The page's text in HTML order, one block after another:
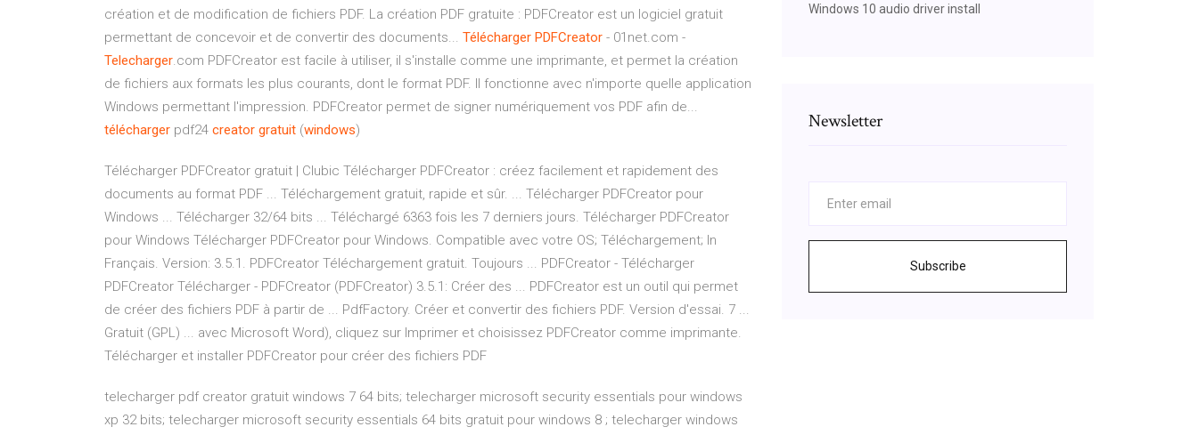
création et de modification de fichiers PDF. La création PDF gratuite : PDFCreator est un logiciel gratuit
permettant de concevoir et de convertir des documents... Télécharger PDFCreator - 01net.com -
Telecharger.com PDFCreator est facile à utiliser, il s'installe comme une imprimante, et permet la création
de fichiers aux formats les plus courants, dont le format PDF. Il fonctionne avec n'importe quelle application
Windows permettant l'impression. PDFCreator permet de signer numériquement vos PDF afin de...
télécharger pdf24 creator gratuit (windows)
Télécharger PDFCreator gratuit | Clubic Télécharger PDFCreator : créez facilement et rapidement des
documents au format PDF ... Téléchargement gratuit, rapide et sûr. ... Télécharger PDFCreator pour
Windows ... Télécharger 32/64 bits ... Téléchargé 6363 fois les 7 derniers jours. Télécharger PDFCreator
pour Windows Télécharger PDFCreator pour Windows. Compatible avec votre OS; Téléchargement; In
Français. Version: 3.5.1. PDFCreator Téléchargement gratuit. Toujours ... PDFCreator - Télécharger
PDFCreator Télécharger - PDFCreator (PDFCreator) 3.5.1: Créer des ... PDFCreator est un outil qui permet
de créer des fichiers PDF à partir de ... PdfFactory. Créer et convertir des fichiers PDF. Version d'essai. 7 ...
Gratuit (GPL) ... avec Microsoft Word), cliquez sur Imprimer et choisissez PDFCreator comme imprimante.
Télécharger et installer PDFCreator pour créer des fichiers PDF
telecharger pdf creator gratuit windows 7 64 bits; telecharger microsoft security essentials pour windows
xp 32 bits; telecharger microsoft security essentials 64 bits gratuit pour windows 8 ; telecharger windows
Windows 10 audio driver install
Newsletter
Subscribe